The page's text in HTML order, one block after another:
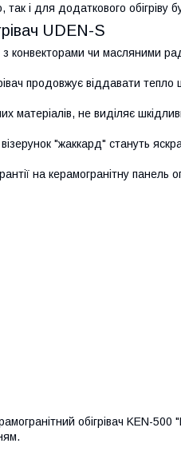
і для додаткового обігріву
UDEN-S
конвекторами чи масляними
продовжує віддавати
матеріалів, не виділяє
"жаккард" стануть
на керамогранітну панель
обігрівач KEN-500